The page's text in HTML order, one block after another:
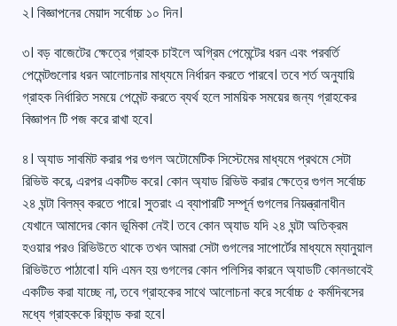
২। বিজ্ঞাপনের মেয়াদ সর্বোচ্চ ১০ দিন।
৩। বড় বাজেটের ক্ষেত্রে গ্রাহক চাইলে অগ্রিম পেমেন্টের ধরন এবং পরবর্তি
পেমেন্টগুলোর ধরন আলোচনার মাধ্যমে নির্ধারন করতে পারবে। তবে শর্ত অনুযায়ি
গ্রাহক নির্ধারিত সময়ে পেমেন্ট করতে ব্যর্থ হলে সাময়িক সময়ের জন্য গ্রাহকের
বিজ্ঞাপন টি পজ করে রাখা হবে।
৪। অ্যাড সাবমিট করার পর গুগল অটোমেটিক সিস্টেমের মাধ্যমে প্রথমে সেটা
রিভিউ করে, এরপর একটিভ করে। কোন অ্যাড রিভিউ করার ক্ষেত্রে গুগল সর্বোচ্চ
২৪ ঘন্টা বিলম্ব করতে পারে। সুতরাং এ ব্যাপারটি সম্পূর্ন গুগলের নিয়ন্ত্রানাধীন
যেখানে আমাদের কোন ভূমিকা নেই। তবে কোন অ্যাড যদি ২৪ ঘন্টা অতিক্রম
হওয়ার পরও রিভিউতে থাকে তখন আমরা সেটা গুগলের সাপোর্টের মাধ্যমে ম্যানুয়াল
রিভিউতে পাঠাবো। যদি এমন হয় গুগলের কোন পলিসির কারনে অ্যাডটি কোনভাবেই
একটিভ করা যাচ্ছে না, তবে গ্রাহকের সাথে আলোচনা করে সর্বোচ্চ ৫ কর্মদিবসের
মধ্যে গ্রাহককে রিফান্ড করা হবে।